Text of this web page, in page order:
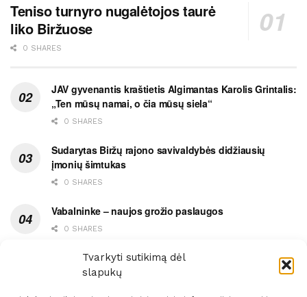
Tvarkyti sutikimą dėl
slapukų
Teniso turnyro nugalėtojos taurė
liko Biržuose
0 SHARES
JAV gyvenantis kraštietis Algimantas Karolis Grintalis:
„Ten mūsų namai, o čia mūsų siela“
0 SHARES
Sudarytas Biržų rajono savivaldybės didžiausių
įmonių šimtukas
0 SHARES
Vabalninke – naujos grožio paslaugos
0 SHARES
Vytauto gatvės grimasos, arba užsitęsusi Biržų gėda
0 SHARES